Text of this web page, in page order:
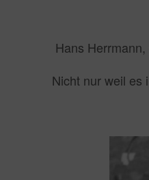
Hans
Nicht nur weil es